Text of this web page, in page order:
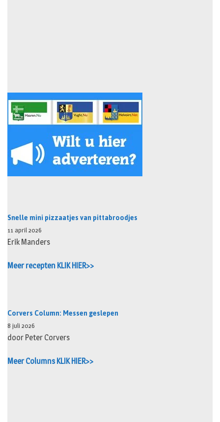
Snelle mini pizzaatjes van pittabroodjes
11 april 2026
Erik Manders
Meer recepten KLIK HIER>>
Corvers Column: Messen geslepen
8 juli 2026
door Peter Corvers
Meer Columns KLIK HIER>>